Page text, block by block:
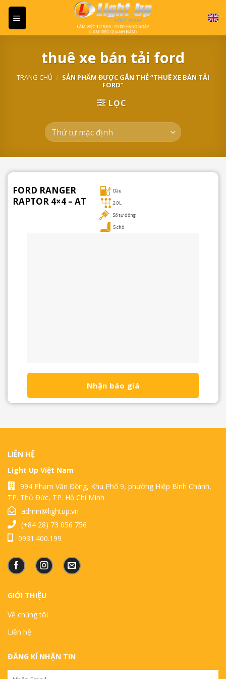
Skip
content
thuê xe bán tải ford
TRANG CHỦ / SẢN PHẨM ĐƯỢC GẮN THẺ “THUÊ XE BÁN TẢI
FORD”
LỌC
Nhận báo giá
FORD RANGER
RAPTOR 4×4 – AT
Dầu
2.0L
Số tự động
5 chỗ
LIÊN HỆ
Light Up Việt Nam
994 Phạm Văn Đồng, Khu Phố 9, phường Hiệp Bình Chánh,
TP. Thủ Đức, TP. Hồ Chí Minh
admin@lightup.vn
(+84 28) 73 056 756
0931.400.199
GIỚI THIỆU
Về chúng tôi
Liên hệ
ĐĂNG KÍ NHẬN TIN